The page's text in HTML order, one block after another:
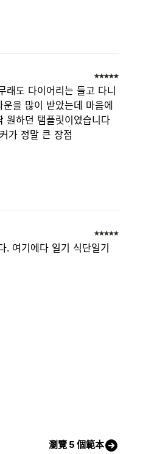
도 다이어리는 들고 다니
을 많이 받았는데 마음에
원하던 탬플릿이였습니다
가 정말 큰 장점
여기에다 일기 식단일기
瀏覽 5 個範本